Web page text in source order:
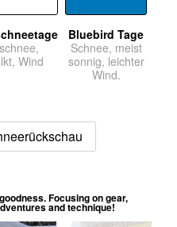
Wind
Bluebird Tage
Schnee, meist
sonnig, leichter
Wind.